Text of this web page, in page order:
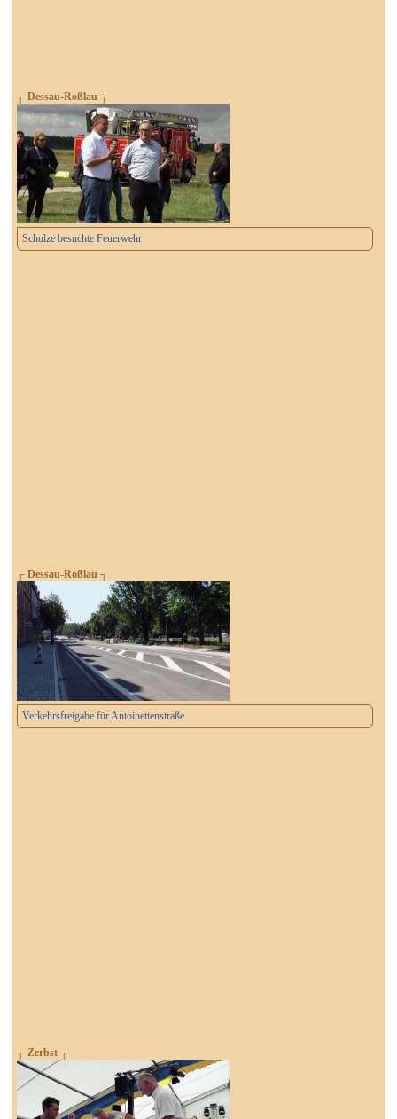
┌ Dessau-Roßlau ┐
Schulze besuchte Feuerwehr
┌ Dessau-Roßlau ┐
Verkehrsfreigabe für Antoinettenstraße
┌ Zerbst ┐